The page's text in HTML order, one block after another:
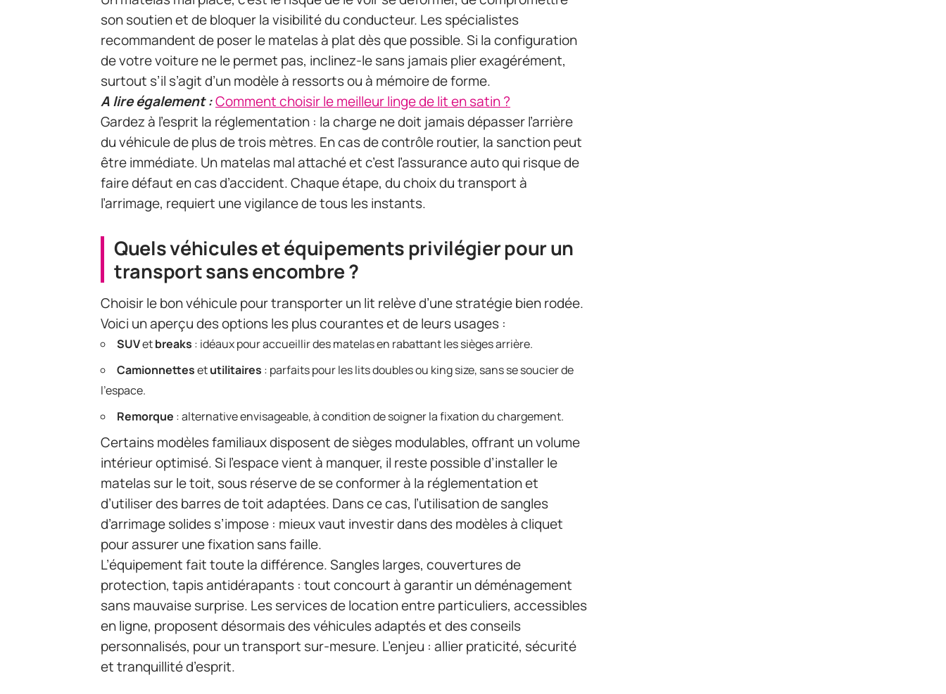
son soutien et de bloquer la visibilité du conducteur. Les spécialistes
recommandent de poser le matelas à plat dès que possible. Si la configuration
de votre voiture ne le permet pas, inclinez-le sans jamais plier exagérément,
surtout s’il s’agit d’un modèle à ressorts ou à mémoire de forme.
A lire également :Comment choisir le meilleur linge de lit en satin ?
Gardez à l’esprit la réglementation : la charge ne doit jamais dépasser l’arrière
du véhicule de plus de trois mètres. En cas de contrôle routier, la sanction peut
être immédiate. Un matelas mal attaché et c’est l’assurance auto qui risque de
faire défaut en cas d’accident. Chaque étape, du choix du transport à
l’arrimage, requiert une vigilance de tous les instants.
Quels véhicules et équipements privilégier pour un
transport sans encombre ?
Choisir le bon véhicule pour transporter un lit relève d’une stratégie bien rodée.
Voici un aperçu des options les plus courantes et de leurs usages :
SUVetbreaks : idéaux pour accueillir des matelas en rabattant les sièges arrière.
Camionnettesetutilitaires : parfaits pour les lits doubles ou king size, sans se soucier de
l’espace.
Remorque : alternative envisageable, à condition de soigner la fixation du chargement.
Certains modèles familiaux disposent de sièges modulables, offrant un volume
intérieur optimisé. Si l’espace vient à manquer, il reste possible d’installer le
matelas sur le toit, sous réserve de se conformer à la réglementation et
d’utiliser des barres de toit adaptées. Dans ce cas, l’utilisation de sangles
d’arrimage solides s’impose : mieux vaut investir dans des modèles à cliquet
pour assurer une fixation sans faille.
L’équipement fait toute la différence. Sangles larges, couvertures de
protection, tapis antidérapants : tout concourt à garantir un déménagement
sans mauvaise surprise. Les services de location entre particuliers, accessibles
en ligne, proposent désormais des véhicules adaptés et des conseils
personnalisés, pour un transport sur-mesure. L’enjeu : allier praticité, sécurité
et tranquillité d’esprit.